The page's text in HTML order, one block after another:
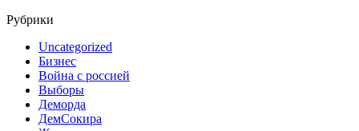
Рубрики
Uncategorized
Бизнес
Война с россией
Выборы
Деморда
ДемСокира